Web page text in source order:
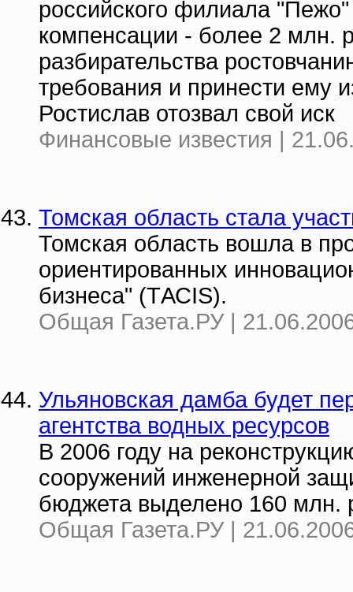
российского филиала
компенсации - более 2 млн.
разбирательства
требования и принести ему
Ростислав отозвал свой иск
Финансовые известия |
Томская область стала
Томская область вошла в
ориентированных
бизнеса" (TАСIS).
Общая Газета.РУ |
Ульяновская дамба будет
агентства водных ресурсов
В 2006 году на
сооружений инженерной
бюджета выделено 160 млн.
Общая Газета.РУ |